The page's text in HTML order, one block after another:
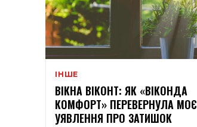
ІНШЕ
ВІКНА ВІКОНТ: ЯК «ВІКОНДА
КОМФОРТ» ПЕРЕВЕРНУЛА МОЄ
УЯВЛЕННЯ ПРО ЗАТИШОК